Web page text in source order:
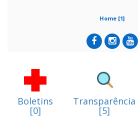
Home [1]
Boletins
[0]
Transparência
[5]